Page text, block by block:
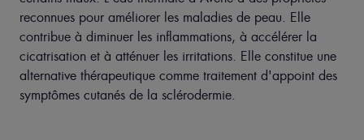
reconnues pour améliorer les maladies de peau. Elle
contribue à diminuer les inflammations, à accélérer la
cicatrisation et à atténuer les irritations. Elle constitue une
alternative thérapeutique comme traitement d'appoint des
symptômes cutanés de la sclérodermie.